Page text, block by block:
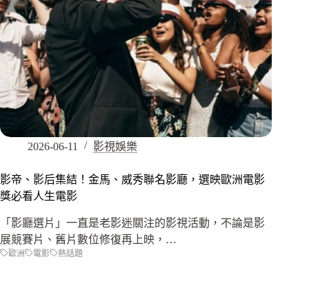
2026-06-11 影視娛樂
影帝、影后集結！金馬、威秀聯名影廳，選映歐洲電影
獎必看人生電影
「影廳選片」一直是老影迷關注的影視活動，不論是影
展競賽片、舊片數位修復再上映，…
歐洲 電影 熱話題